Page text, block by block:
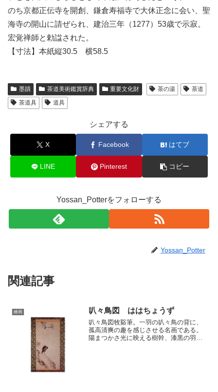
のち京都正伝寺を開創、鎌倉寿福寺で大休正念に会い、聖
海寺の開山に請ぜられ、建治三年（1277）53歳で示寂。
宏覚禅師と勅諡された。
【寸法】本紙縦30.5 横58.5
墨蹟 茶道美術鑑賞辞典 重要文化財 茶の湯
茶道
茶道具
道具
シェアする
X Facebook はてブ
LINE Pinterest コピー
Yossan_Potterをフォローする
Yossan_Potter
関連記事
繪画 叭々鳥図 ははちょうず
叭々鳥図牧谿筆。一羽の叭々鳥の背に、
孤高清爽の趣を感じさせる名画である。
陽まつかさ光に映える樹幹、漆黒の羽